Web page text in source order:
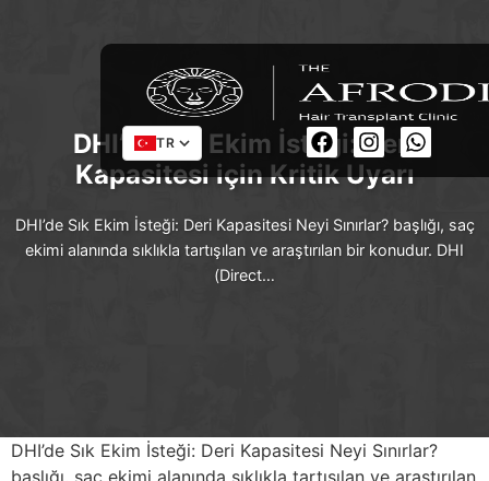
TR
DHI’de Sık Ekim İsteği: Deri
Kapasitesi için Kritik Uyarı
DHI’de Sık Ekim İsteği: Deri Kapasitesi Neyi Sınırlar? başlığı, saç
ekimi alanında sıklıkla tartışılan ve araştırılan bir konudur. DHI
(Direct…
DHI’de Sık Ekim İsteği: Deri Kapasitesi Neyi Sınırlar?
başlığı, saç ekimi alanında sıklıkla tartışılan ve araştırılan